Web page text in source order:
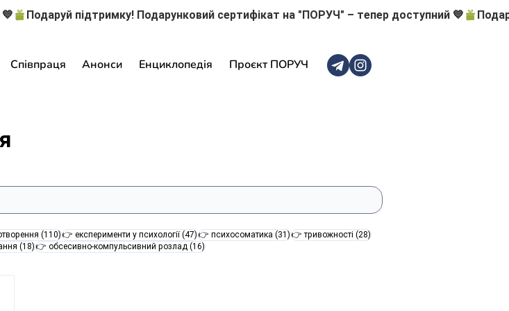
Співпраця Анонси Енциклопедія Проєкт ПОРУЧ
(110)110 постів
👉 експерименти у психології (47)47 постів
👉 психосоматика (31)31 пост
👉 тривожності (28)28 постів
(18)18 постів
👉 обсесивно-компульсивний розлад (16)16 постів